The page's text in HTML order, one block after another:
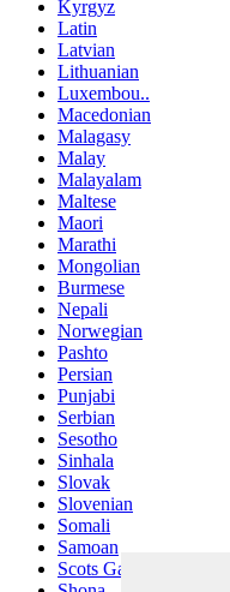
Kyrgyz
Latin
Latvian
Lithuanian
Luxembou..
Macedonian
Malagasy
Malay
Malayalam
Maltese
Maori
Marathi
Mongolian
Burmese
Nepali
Norwegian
Pashto
Persian
Punjabi
Serbian
Sesotho
Sinhala
Slovak
Slovenian
Somali
Samoan
Scots Gaelic